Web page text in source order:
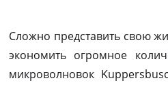
Сложно представить свою
экономить огромное
микроволновок